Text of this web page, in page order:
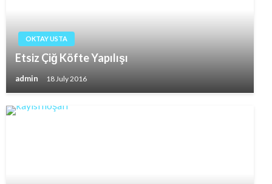
OKTAY USTA
Etsiz Çiğ Köfte Yapılışı
admin 18 July 2016